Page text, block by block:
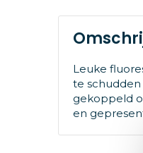
Leuke
te
gekoppeld
en